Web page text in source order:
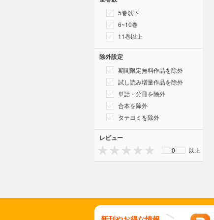
5巻以下
6~10巻
11巻以上
除外設定
期間限定無料作品を除外
試し読み増量作品を除外
単話・分冊を除外
合本を除外
タテヨミを除外
レビュー
0 以上